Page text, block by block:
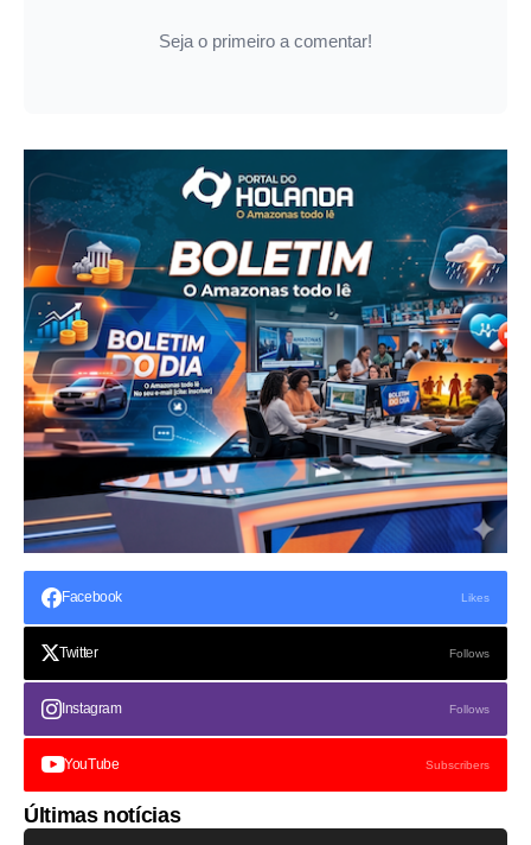
Seja o primeiro a comentar!
Facebook Likes
Twitter Follows
Instagram Follows
YouTube Subscribers
Últimas notícias